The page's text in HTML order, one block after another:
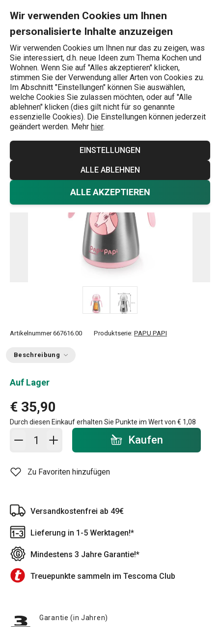
Wir verwenden Cookies um Ihnen
personalisierte Inhalte anzuzeigen
Wir verwenden Cookies um Ihnen nur das zu zeigen, was
Sie interessiert, d.h. neue Ideen zum Thema Kochen und
Wohnen. Wenn Sie auf "Alles akzeptieren" klicken,
stimmen Sie der Verwendung aller Arten von Cookies zu.
Im Abschnitt "Einstellungen" können Sie auswählen,
welche Cookies Sie zulassen möchten, oder auf "Alle
ablehnen" klicken (dies gilt nicht für so genannte
essenzielle Cookies). Die Einstellungen können jederzeit
geändert werden. Mehr hier.
EINSTELLUNGEN
ALLE ABLEHNEN
ALLE AKZEPTIEREN
Wonach suchen Sie?
Baby- und Kindersachen
Isolierflasche PAPU PAPI 200 ml,
rosa
Artikelnummer 667616.00 Produktserie: PAPU PAPI
Beschreibung
Auf Lager
€ 35,90
Durch diesen Einkauf erhalten Sie Punkte im Wert von € 1,08
In den Warenkorb - Menge Kaufen
Zu Favoriten hinzufügen
Versandkostenfrei ab 49€
Lieferung in 1-5 Werktagen!*
Mindestens 3 Jahre Garantie!*
Treuepunkte sammeln im Tescoma Club
Garantie (in Jahren)